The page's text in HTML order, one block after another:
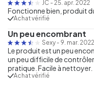
JC - 25. apr. 2022
Fonctionne bien, produit
Achat vérifié
Un peu encombrant
Sexy - 9. mar. 2022
Le produit est un peu
un peu difficile de
pratique. Facile à nettoyer.
Achat vérifié